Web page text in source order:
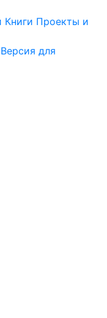
Книги Проекты и
Версия для